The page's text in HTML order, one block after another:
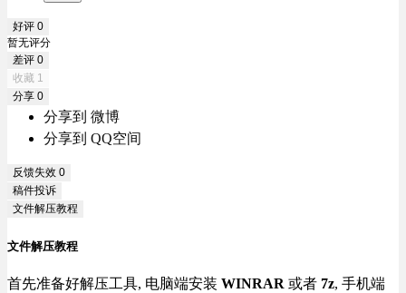
好评 0
暂无评分
差评 0
收藏 1
分享 0
分享到 微博
分享到 QQ空间
反馈失效 0
稿件投诉
文件解压教程
文件解压教程
首先准备好解压工具, 电脑端安装 WINRAR 或者 7z, 手机端